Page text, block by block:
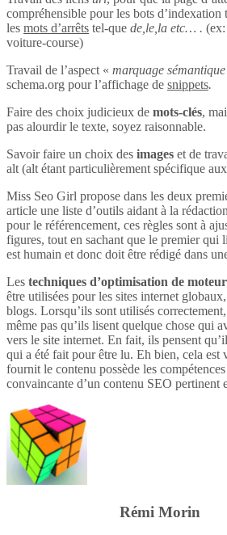
compréhensible pour les bots d’indexation
les mots d’arrêts tel-que de,le,la etc… .
voiture-course)
Travail de l’aspect « marquage sémantique
schema.org pour l’affichage de snippets.
Faire des choix judicieux de mots-clés,
pas alourdir le texte, soyez raisonnable.
Savoir faire un choix des images et de
alt (alt étant particulièrement spécifique
Miss Seo Girl propose dans les deux
article une liste d’outils aidant à la
pour le référencement, ces règles sont à
figures, tout en sachant que le premier qui
est humain et donc doit être rédigé dans
Les techniques d’optimisation de
être utilisées pour les sites internet
blogs. Lorsqu’ils sont utilisés
même pas qu’ils lisent quelque chose qui
vers le site internet. En fait, ils pensent
qui a été fait pour être lu. Eh bien, cela est
fournit le contenu possède les
convaincante d’un contenu SEO pertinent
Rémi Morin